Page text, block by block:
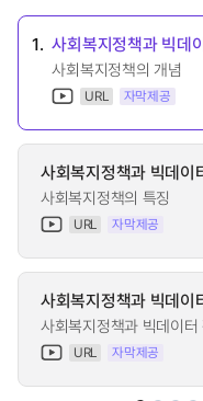
1. 사회복지정책과 빅데
사회복지정책의 개념
URL 자막제공
사회복지정책과 빅데이
사회복지정책의 특징
URL 자막제공
사회복지정책과 빅데이
사회복지정책과 빅데이터
URL 자막제공